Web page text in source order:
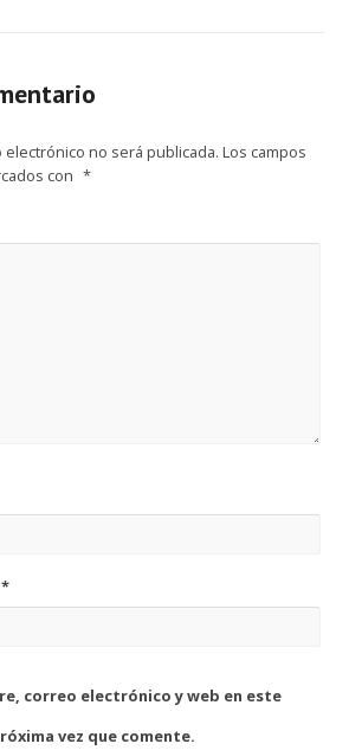
no será publicada. Los campos
con *
*
correo electrónico y web en este
vez que comente.